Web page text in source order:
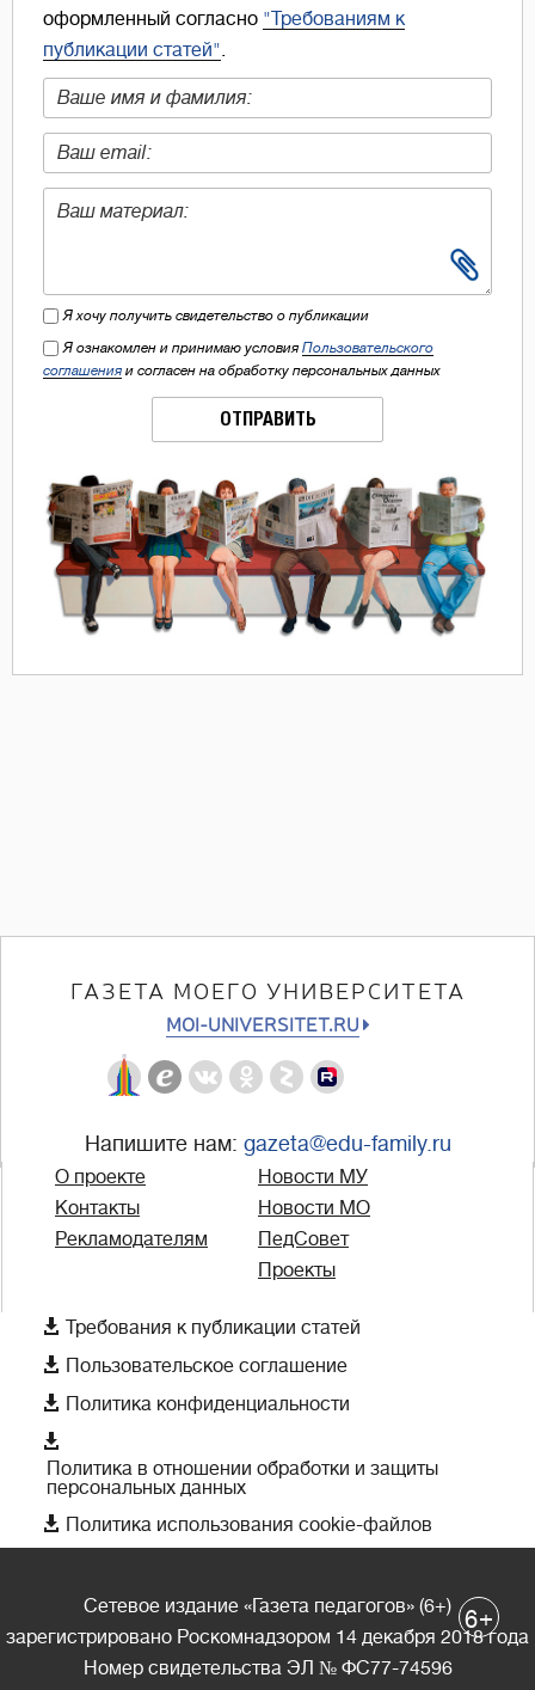
оформленный согласно "Требованиям к
публикации статей".
Я хочу получить свидетельство о публикации
Я ознакомлен и принимаю условия Пользовательского
соглашения и согласен на обработку персональных данных
ОТПРАВИТЬ
ГАЗЕТА МОЕГО УНИВЕРСИТЕТА
MOI-UNIVERSITET.RU
Напишите нам: gazeta@edu-family.ru
О проекте
Контакты
Рекламодателям
Новости МУ
Новости МО
ПедСовет
Проекты
 Требования к публикации статей
 Пользовательское соглашение
 Политика конфиденциальности

Политика в отношении обработки и защиты
персональных данных
 Политика использования cookie-файлов
Сетевое издание «Газета педагогов» (6+)
зарегистрировано Роскомнадзором 14 декабря 2018 года
Номер свидетельства ЭЛ № ФС77-74596
6+